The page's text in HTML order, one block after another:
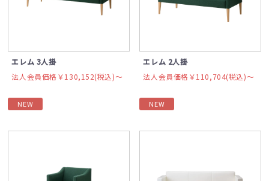
エレム 3人掛
法人会員価格￥130,152(税込)〜
NEW
エレム 2人掛
法人会員価格￥110,704(税込)〜
NEW